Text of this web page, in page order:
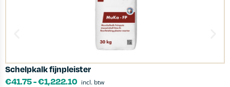
Schelpkalk fijnpleister
€41.75-€1,222.10 incl. btw